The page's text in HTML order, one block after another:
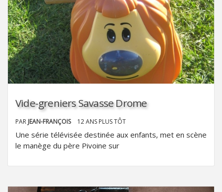
Vide-greniers Savasse Drome
PAR JEAN-FRANÇOIS 12 ANS PLUS TÔT
Une série télévisée destinée aux enfants, met en scène
le manège du père Pivoine sur